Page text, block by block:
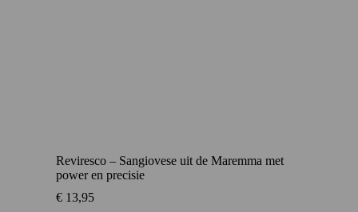
Reviresco – Sangiovese uit de Maremma met
power en precisie
€ 13,95